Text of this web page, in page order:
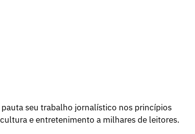
seu trabalho jornalístico nos princípios
e entretenimento a milhares de leitores.